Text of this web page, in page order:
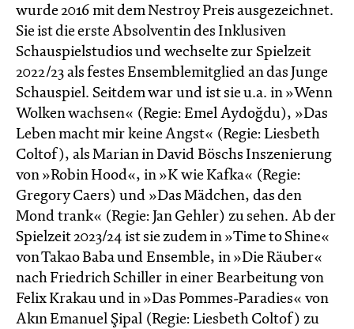
wurde 2016 mit dem Nestroy Preis ausgezeichnet.
Sie ist die erste Absolventin des Inklusiven
Schauspielstudios und wechselte zur Spielzeit
2022/23 als festes Ensemblemitglied an das Junge
Schauspiel. Seitdem war und ist sie u.a. in »Wenn
Wolken wachsen« (Regie: Emel Aydoğdu), »Das
Leben macht mir keine Angst« (Regie: Liesbeth
Coltof), als Marian in David Böschs Inszenierung
von »Robin Hood«, in »K wie Kafka« (Regie:
Gregory Caers) und »Das Mädchen, das den
Mond trank« (Regie: Jan Gehler) zu sehen. Ab der
Spielzeit 2023/24 ist sie zudem in »Time to Shine«
von Takao Baba und Ensemble, in »Die Räuber«
nach Friedrich Schiller in einer Bearbeitung von
Felix Krakau und in »Das Pommes-Paradies« von
Akın Emanuel Şipal (Regie: Liesbeth Coltof) zu